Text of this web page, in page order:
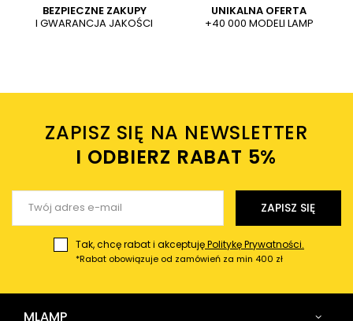
5/5
interesującą lampa, do wnętrz nowoczesnych
5/5
Lampa bardzo dobrej jakości. Warta swojej ceny.
2022-10-24
BEZPIECZNE ZAKUPY
I GWARANCJA JAKOŚCI
UNIKALNA OFERTA
+40 000 MODELI LAMP
ZAPISZ SIĘ NA NEWSLETTER
I ODBIERZ RABAT 5%ㅤ
ZAPISZ SIĘ
Tak, chcę rabat i akceptujęPolitykę Prywatności.
*Rabat obowiązuje od zamówień za min 400 zł
MLAMP